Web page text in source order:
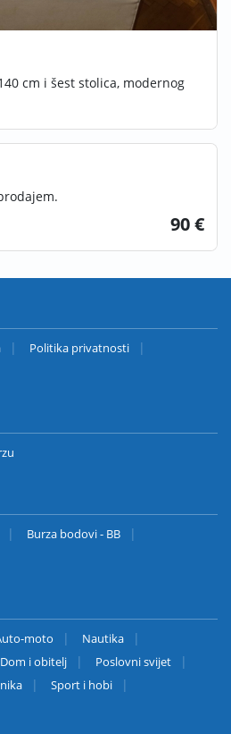
cm i šest stolica, modernog
90 €
Politika privatnosti
Burza bodovi - BB
moto
Nautika
Dom i obitelj
Poslovni svijet
Sport i hobi